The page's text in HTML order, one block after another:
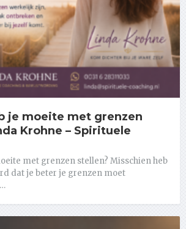
je moeite met grenzen
Krohne – Spirituele
met grenzen stellen? Misschien heb
dat je beter je grenzen moet